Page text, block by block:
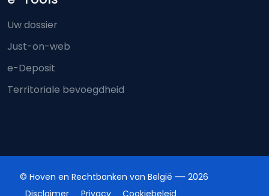
Uw dossier
Just-on-web
e-Deposit
Territoriale bevoegdheid
© Hoven en Rechtbanken van België
2026
Disclaimer
Privacy Cookiebeleid